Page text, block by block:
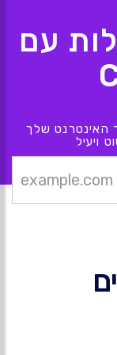
עם
האינטרנט שלך
ויעיל